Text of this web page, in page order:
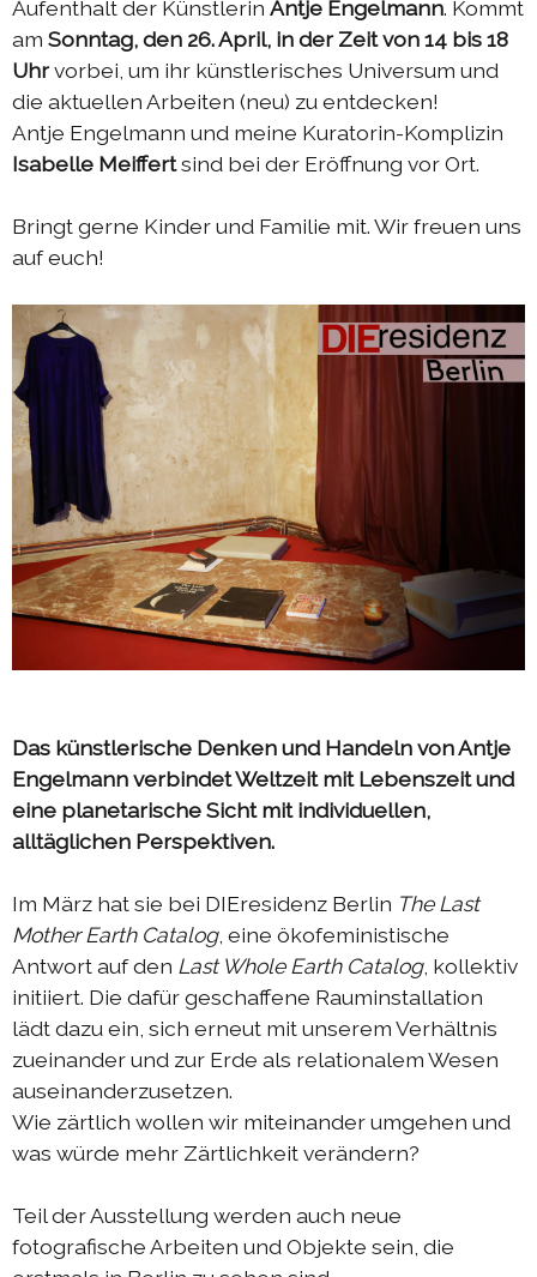
Aufenthalt der Künstlerin Antje Engelmann. Kommt
am Sonntag, den 26. April, in der Zeit von 14 bis 18
Uhrvorbei, um ihr künstlerisches Universum und
die aktuellen Arbeiten (neu) zu entdecken!
Antje Engelmann und meine Kuratorin-Komplizin
Isabelle Meiffertsind bei der Eröffnung vor Ort.
Bringt gerne Kinder und Familie mit. Wir freuen uns
auf euch!
Das künstlerische Denken und Handeln von Antje
Engelmann verbindet Weltzeit mit Lebenszeit und
eine planetarische Sicht mit individuellen,
alltäglichen Perspektiven.
Im März hat sie bei DIEresidenz Berlin The Last
Mother Earth Catalog, eine ökofeministische
Antwort auf den Last Whole Earth Catalog, kollektiv
initiiert. Die dafür geschaffene Rauminstallation
lädt dazu ein, sich erneut mit unserem Verhältnis
zueinander und zur Erde als relationalem Wesen
auseinanderzusetzen.
Wie zärtlich wollen wir miteinander umgehen und
was würde mehr Zärtlichkeit verändern?
Teil der Ausstellung werden auch neue
fotografische Arbeiten und Objekte sein, die